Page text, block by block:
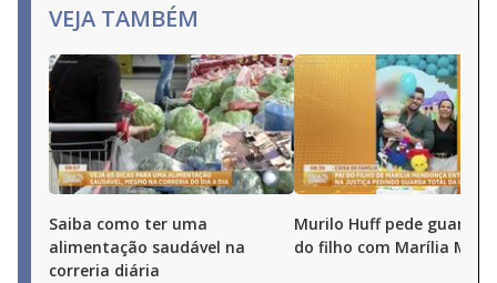
VEJA TAMBÉM
Saiba como ter uma
alimentação saudável na
correria diária
Murilo Huff pede guarda
do filho com Marília